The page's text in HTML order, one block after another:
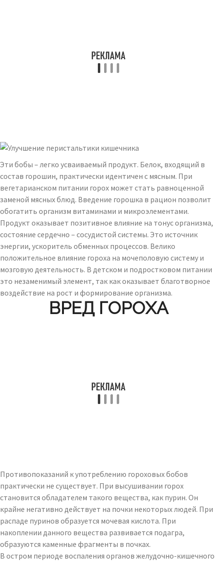
Эти бобы – легко усваиваемый продукт. Белок, входящий в
состав горошин, практически идентичен с мясным. При
вегетарианском питании горох может стать равноценной
заменой мясных блюд. Введение горошка в рацион позволит
обогатить организм витаминами и микроэлементами.
Продукт оказывает позитивное влияние на тонус организма,
состояние сердечно – сосудистой системы. Это источник
энергии, ускоритель обменных процессов. Велико
положительное влияние гороха на мочеполовую систему и
мозговую деятельность. В детском и подростковом питании
это незаменимый элемент, так как оказывает благотворное
воздействие на рост и формирование организма.
ВРЕД ГОРОХА
Противопоказаний к употреблению гороховых бобов
практически не существует. При высушивании горох
становится обладателем такого вещества, как пурин. Он
крайне негативно действует на почки некоторых людей. При
распаде пуринов образуется мочевая кислота. При
накоплении данного вещества развивается подагра,
образуются каменные фрагменты в почках.
В остром периоде воспаления органов желудочно-кишечного